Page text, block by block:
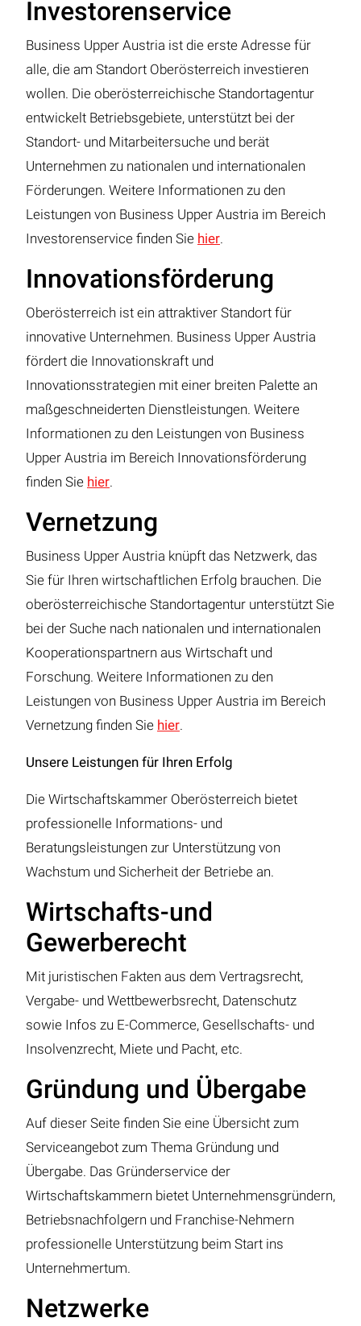
Investorenservice
Business Upper Austria ist die erste Adresse für
alle, die am Standort Oberösterreich investieren
wollen. Die oberösterreichische Standortagentur
entwickelt Betriebsgebiete, unterstützt bei der
Standort- und Mitarbeitersuche und berät
Unternehmen zu nationalen und internationalen
Förderungen. Weitere Informationen zu den
Leistungen von Business Upper Austria im Bereich
Investorenservice finden Sie hier.
Innovationsförderung
Oberösterreich ist ein attraktiver Standort für
innovative Unternehmen. Business Upper Austria
fördert die Innovationskraft und
Innovationsstrategien mit einer breiten Palette an
maßgeschneiderten Dienstleistungen. Weitere
Informationen zu den Leistungen von Business
Upper Austria im Bereich Innovationsförderung
finden Sie hier.
Vernetzung
Business Upper Austria knüpft das Netzwerk, das
Sie für Ihren wirtschaftlichen Erfolg brauchen. Die
oberösterreichische Standortagentur unterstützt Sie
bei der Suche nach nationalen und internationalen
Kooperationspartnern aus Wirtschaft und
Forschung. Weitere Informationen zu den
Leistungen von Business Upper Austria im Bereich
Vernetzung finden Sie hier.
Unsere Leistungen für Ihren Erfolg
Die Wirtschaftskammer Oberösterreich bietet
professionelle Informations- und
Beratungsleistungen zur Unterstützung von
Wachstum und Sicherheit der Betriebe an.
Wirtschafts-und
Gewerberecht
Mit juristischen Fakten aus dem Vertragsrecht,
Vergabe- und Wettbewerbsrecht, Datenschutz
sowie Infos zu E-Commerce, Gesellschafts- und
Insolvenzrecht, Miete und Pacht, etc.
Gründung und Übergabe
Auf dieser Seite finden Sie eine Übersicht zum
Serviceangebot zum Thema Gründung und
Übergabe. Das Gründerservice der
Wirtschaftskammern bietet Unternehmensgründern,
Betriebsnachfolgern und Franchise-Nehmern
professionelle Unterstützung beim Start ins
Unternehmertum.
Netzwerke